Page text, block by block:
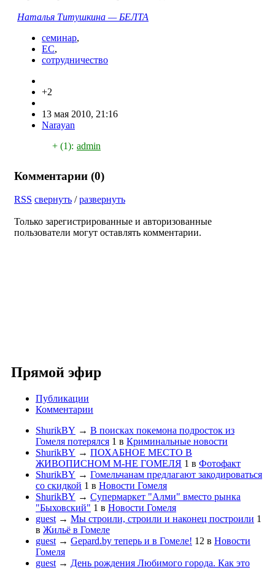
Наталья Титушкина — БЕЛТА
семинар,
ЕС,
сотрудничество
+2
13 мая 2010, 21:16
Narayan
+ (1): admin
Комментарии (0)
RSS свернуть /развернуть
Только зарегистрированные и авторизованные
пользователи могут оставлять комментарии.
Прямой эфир
Публикации
Комментарии
ShurikBY → В поисках покемона подросток из
Гомеля потерялся 1 в Криминальные новости
ShurikBY → ПОХАБНОЕ МЕСТО В
ЖИВОПИСНОМ М-НЕ ГОМЕЛЯ 1 в Фотофакт
ShurikBY → Гомельчанам предлагают закодироваться
со скидкой 1 в Новости Гомеля
ShurikBY → Супермаркет "Алми" вместо рынка
"Быховский" 1 в Новости Гомеля
guest → Мы строили, строили и наконец построили 1
в Жильё в Гомеле
guest → Gepard.by теперь и в Гомеле! 12 в Новости
Гомеля
guest → День рождения Любимого города. Как это